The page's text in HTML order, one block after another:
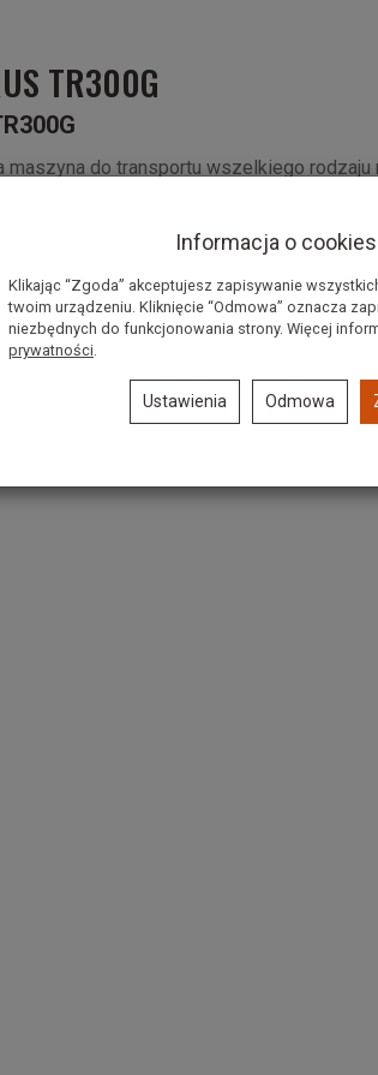
TR300G
maszyna do transportu wszelkiego rodzaju
na wydajną pracę w każdych warunkach.
w trudnym terenie budowy ,gdzie nie boi
przekładnię z 3 przełożeniami do
do wykonywanej pracy oraz
Informacja o cookies
Klikając “Zgoda” akceptujesz zapisywanie
twoim urządzeniu. Kliknięcie “Odmowa” oznacza
niezbędnych do funkcjonowania strony. Więcej
prywatności.
Ustawienia Odmowa